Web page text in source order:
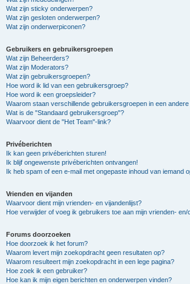
Wat zijn sticky onderwerpen?
Wat zijn gesloten onderwerpen?
Wat zijn onderwerpiconen?
Gebruikers en gebruikersgroepen
Wat zijn Beheerders?
Wat zijn Moderators?
Wat zijn gebruikersgroepen?
Hoe word ik lid van een gebruikersgroep?
Hoe word ik een groepsleider?
Waarom staan verschillende gebruikersgroepen in een
Wat is de "Standaard gebruikersgroep"?
Waarvoor dient de "Het Team"-link?
Privéberichten
Ik kan geen privéberichten sturen!
Ik blijf ongewenste privéberichten ontvangen!
Ik heb spam of een e-mail met ongepaste inhoud van iemand
Vrienden en vijanden
Waarvoor dient mijn vrienden- en vijandenlijst?
Hoe verwijder of voeg ik gebruikers toe aan mijn vrienden- en/
Forums doorzoeken
Hoe doorzoek ik het forum?
Waarom levert mijn zoekopdracht geen resultaten op?
Waarom resulteert mijn zoekopdracht in een lege pagina?
Hoe zoek ik een gebruiker?
Hoe kan ik mijn eigen berichten en onderwerpen vinden?